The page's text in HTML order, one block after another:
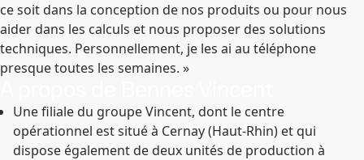
ce soit dans la conception de nos produits ou pour nous
aider dans les calculs et nous proposer des solutions
techniques. Personnellement, je les ai au téléphone
presque toutes les semaines. »
Une filiale du groupe Vincent, dont le centre
opérationnel est situé à Cernay (Haut-Rhin) et qui
dispose également de deux unités de production à